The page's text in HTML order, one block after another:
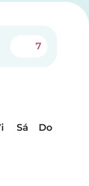
7
Sá
Do